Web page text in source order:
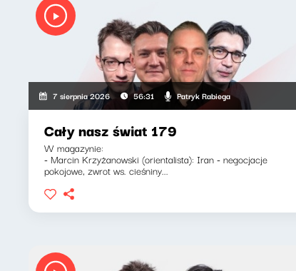
7 sierpnia 2026 56:31 Patryk Rabiega
Cały nasz świat 179
W magazynie:
- Marcin Krzyżanowski (orientalista): Iran - negocjacje
pokojowe, zwrot ws. cieśniny...